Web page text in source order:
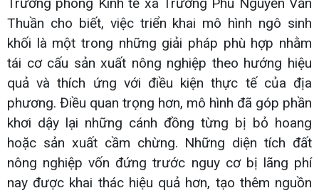
Thuần cho biết, việc triển khai mô hình ngô sinh
khối là một trong những giải pháp phù hợp nhằm
tái cơ cấu sản xuất nông nghiệp theo hướng hiệu
quả và thích ứng với điều kiện thực tế của địa
phương. Điều quan trọng hơn, mô hình đã góp phần
khơi dậy lại những cánh đồng từng bị bỏ hoang
hoặc sản xuất cầm chừng. Những diện tích đất
nông nghiệp vốn đứng trước nguy cơ bị lãng phí
nay được khai thác hiệu quả hơn, tạo thêm nguồn